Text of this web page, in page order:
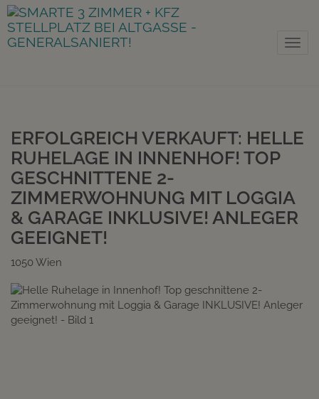
ERFOLGREICH VERKAUFT: HELLE
RUHELAGE IN INNENHOF! TOP
GESCHNITTENE 2-
ZIMMERWOHNUNG MIT LOGGIA
& GARAGE INKLUSIVE! ANLEGER
GEEIGNET!
1050 Wien